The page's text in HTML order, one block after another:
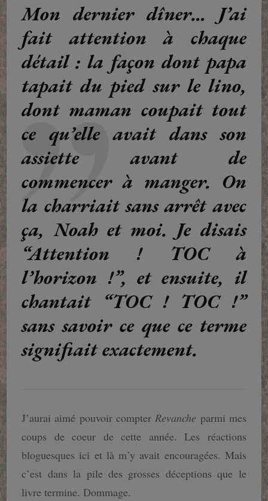
Mon dernier dîner… J’ai
fait attention à chaque
détail : la façon dont papa
tapait du pied sur le lino,
dont maman coupait tout
ce qu’elle avait dans son
assiette avant de
commencer à manger. On
la charriait sans arrêt avec
ça, Noah et moi. Je disais
“Attention ! TOC à
l’horizon !”, et ensuite, il
chantait “TOC ! TOC !”
sans savoir ce que ce terme
signifiait exactement.
J’aurai aimé pouvoir compterRevanche parmi mes
coups de coeur de cette année. Les réactions
bloguesques ici et là m’y avait encouragées. Mais
c’est dans la pile des grosses déceptions que le
livre termine. Dommage.